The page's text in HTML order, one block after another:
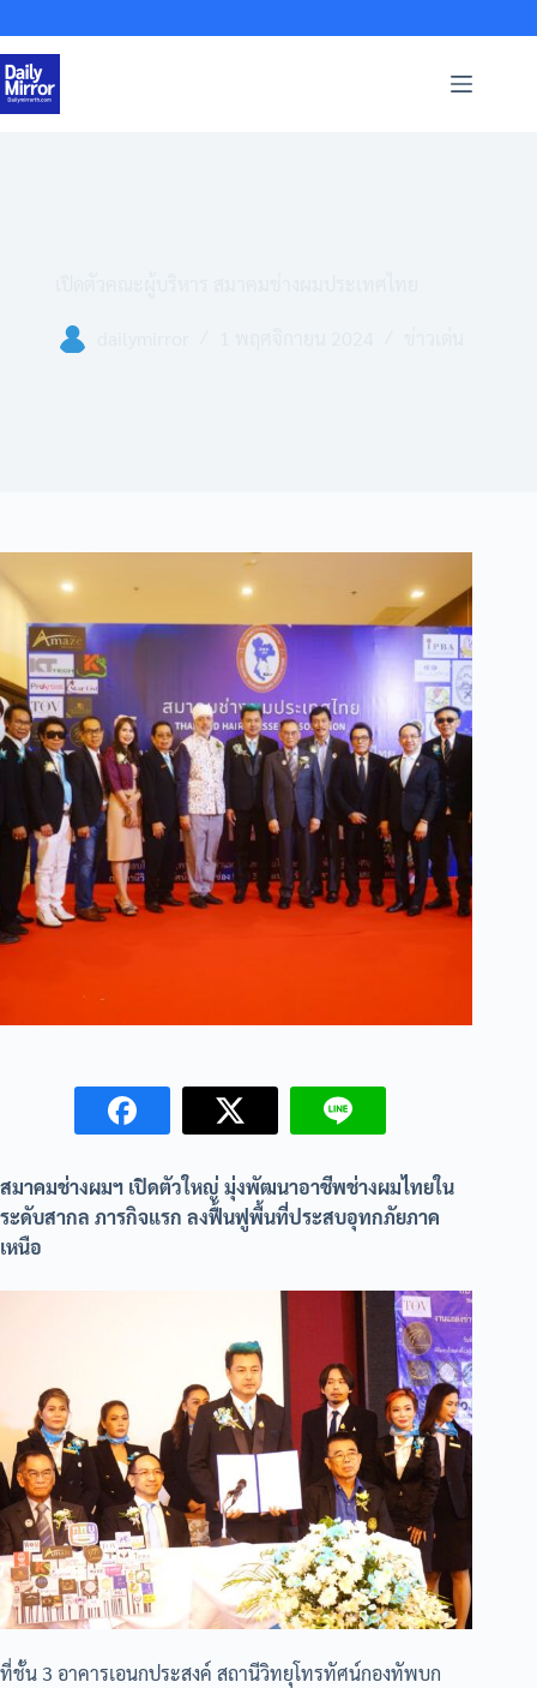
to
content
สมาคมช่างผมฯ เปิดตัวใหญ่ มุ่งพัฒนาอาชีพช่างผมไทยใน
ระดับสากล ภารกิจแรก ลงฟื้นฟูพื้นที่ประสบอุทกภัยภาค
เหนือ
ที่ชั้น 3 อาคารเอนกประสงค์ สถานีวิทยุโทรทัศน์กองทัพบก